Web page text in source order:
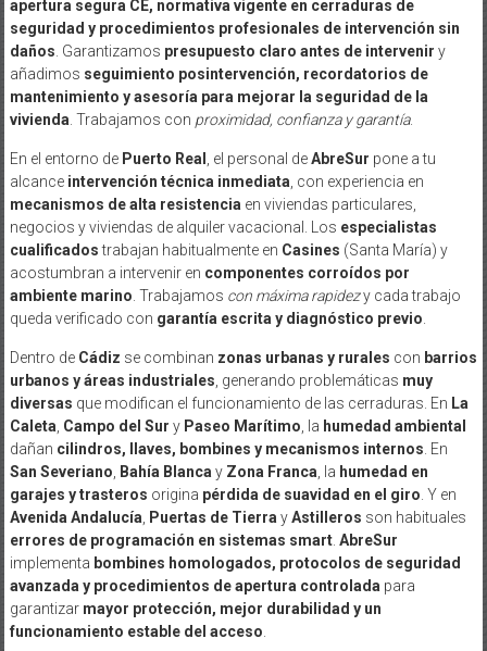
apertura segura CE, normativa vigente en cerraduras de
seguridad y procedimientos profesionales de intervención sin
daños . Garantizamos presupuesto claro antes de intervenir y
añadimos seguimiento posintervención, recordatorios de
mantenimiento y asesoría para mejorar la seguridad de la
vivienda . Trabajamos con proximidad, confianza y garantía.
En el entorno de Puerto Real , el personal deAbreSur pone a tu
alcance intervención técnica inmediata , con experiencia en
mecanismos de alta resistencia en viviendas particulares,
negocios y viviendas de alquiler vacacional. Los especialistas
cualificadostrabajan habitualmente en Casines (Santa María) y
acostumbran a intervenir en componentes corroídos por
ambiente marino . Trabajamos con máxima rapidezy cada trabajo
queda verificado con garantía escrita y diagnóstico previo
Dentro de Cádiz se combinan zonas urbanas y rurales con barrios
urbanos y áreas industriales , generando problemáticas muy
diversas que modifican el funcionamiento de las cerraduras. En La
Caleta Campo del Sur y Paseo Marítimo , la humedad ambiental
dañan cilindros, llaves, bombines y mecanismos internos . En
San Severiano
Bahía Blanca y Zona Franca , la humedad en
garajes y trasteros origina pérdida de suavidad en el giro . Y en
Avenida Andalucía
Puertas de Tierra yAstilleros son habituales
errores de programación en sistemas smart. AbreSur
implementa bombines homologados, protocolos de seguridad
avanzada y procedimientos de apertura controlada para
garantizar mayor protección, mejor durabilidad y un
funcionamiento estable del acceso